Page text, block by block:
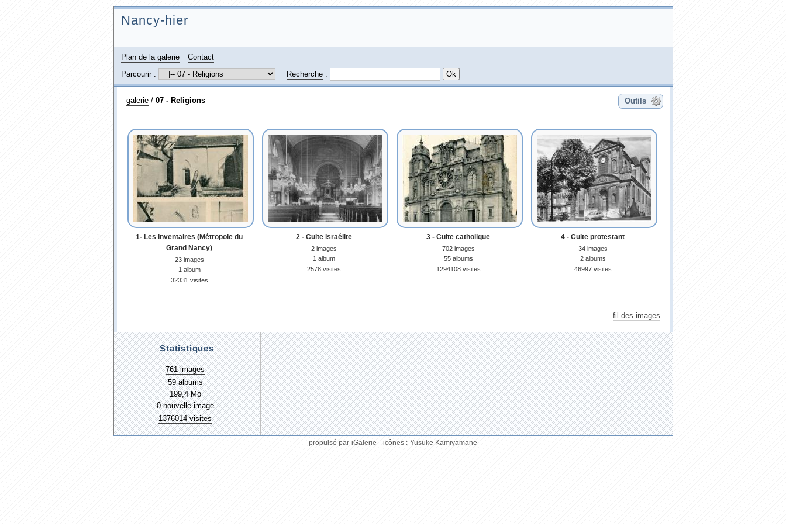
Nancy-hier
Plan de la galerie
Contact
Parcourir :
Recherche:
Outils
galerie/ 07 - Religions
1- Les inventaires (Métropole du
Grand Nancy)
23 images
1 album
32331 visites
2 - Culte israélite
2 images
1 album
2578 visites
3 - Culte catholique
702 images
55 albums
1294108 visites
4 - Culte protestant
34 images
2 albums
46997 visites
fil des images
Statistiques
761 images
59 albums
199,4 Mo
0 nouvelle image
1376014 visites
propulsé par iGalerie - icônes : Yusuke Kamiyamane